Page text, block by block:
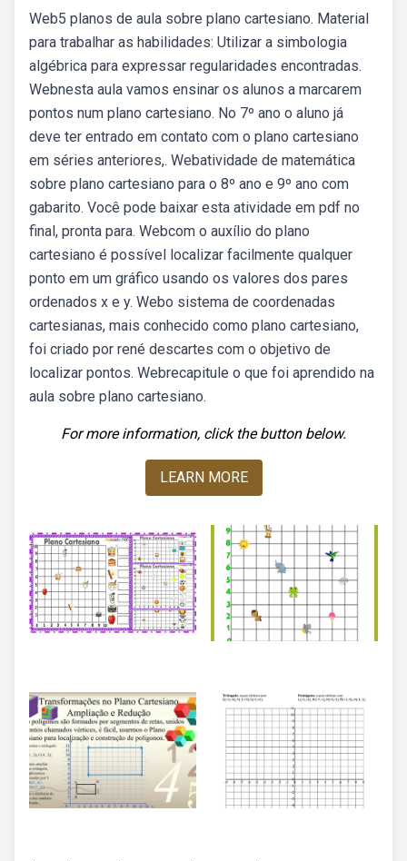
Web5 planos de aula sobre plano cartesiano. Material
para trabalhar as habilidades: Utilizar a simbologia
algébrica para expressar regularidades encontradas.
Webnesta aula vamos ensinar os alunos a marcarem
pontos num plano cartesiano. No 7º ano o aluno já
deve ter entrado em contato com o plano cartesiano
em séries anteriores,. Webatividade de matemática
sobre plano cartesiano para o 8º ano e 9º ano com
gabarito. Você pode baixar esta atividade em pdf no
final, pronta para. Webcom o auxílio do plano
cartesiano é possível localizar facilmente qualquer
ponto em um gráfico usando os valores dos pares
ordenados x e y. Webo sistema de coordenadas
cartesianas, mais conhecido como plano cartesiano,
foi criado por rené descartes com o objetivo de
localizar pontos. Webrecapitule o que foi aprendido na
aula sobre plano cartesiano.
For more information, click the button below.
LEARN MORE